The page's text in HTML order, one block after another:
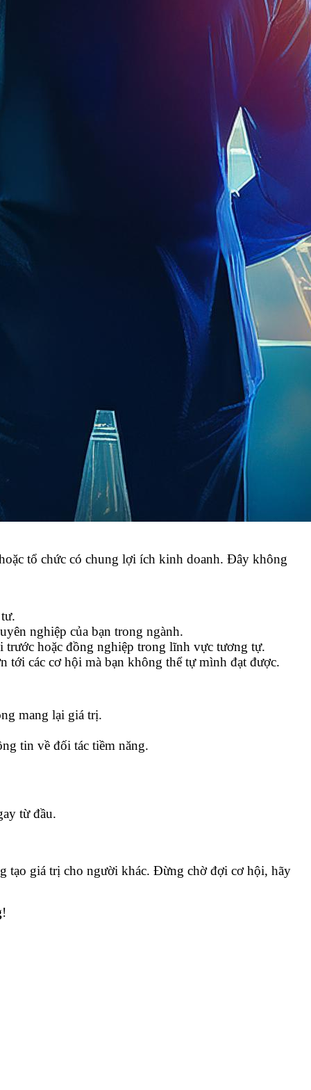
tổ chức có chung lợi ích kinh doanh. Đây không
nghiệp của bạn trong ngành.
hoặc đồng nghiệp trong lĩnh vực tương tự.
tới các cơ hội mà bạn không thể tự mình đạt được.
mang lại giá trị.
tin về đối tác tiềm năng.
từ đầu.
tạo giá trị cho người khác. Đừng chờ đợi cơ hội, hãy
!